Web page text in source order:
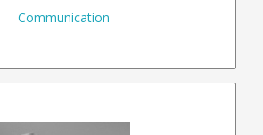
Communication
GPEC